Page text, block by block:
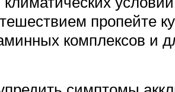
пропейте
комплексов и